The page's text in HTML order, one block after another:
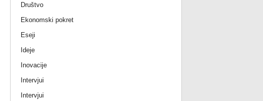
Društvo
Ekonomski pokret
Eseji
Ideje
Inovacije
Intervjui
Intervjui